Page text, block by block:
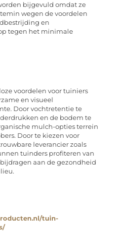
bijgevuld omdat ze
wegen de voordelen
en
tegen het minimale
voordelen voor tuiniers
en visueel
Door vochtretentie te
en de bodem te
mulch-opties terrein
Door te kiezen voor
leverancier zoals
tuinders profiteren van
aan de gezondheid
tuin-